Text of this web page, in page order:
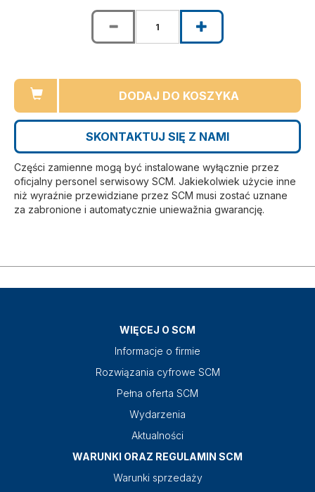
DODAJ DO KOSZYKA
SKONTAKTUJ SIĘ Z NAMI
Części zamienne mogą być instalowane wyłącznie przez
oficjalny personel serwisowy SCM. Jakiekolwiek użycie inne
niż wyraźnie przewidziane przez SCM musi zostać uznane
za zabronione i automatycznie uniewažnia gwarancję.
WIĘCEJ O SCM
Informacje o firmie
Rozwiązania cyfrowe SCM
Pełna oferta SCM
Wydarzenia
Aktualności
WARUNKI ORAZ REGULAMIN SCM
Warunki sprzedaży